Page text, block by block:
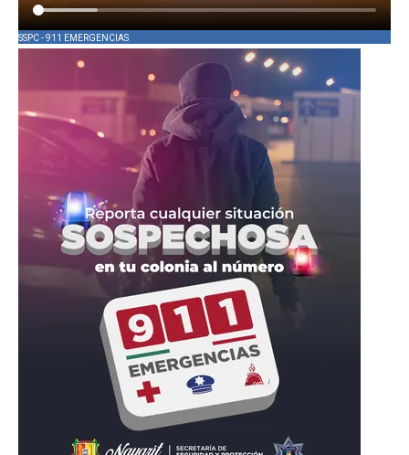
SSPC - 911 EMERGENCIAS